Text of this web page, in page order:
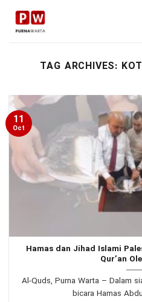
Skip
content
TAG ARCHIVES:
Hamas dan Jihad Islami
Qur’an
Al-Quds, Purna Warta – Dalam
bicara Hamas
11
Oct